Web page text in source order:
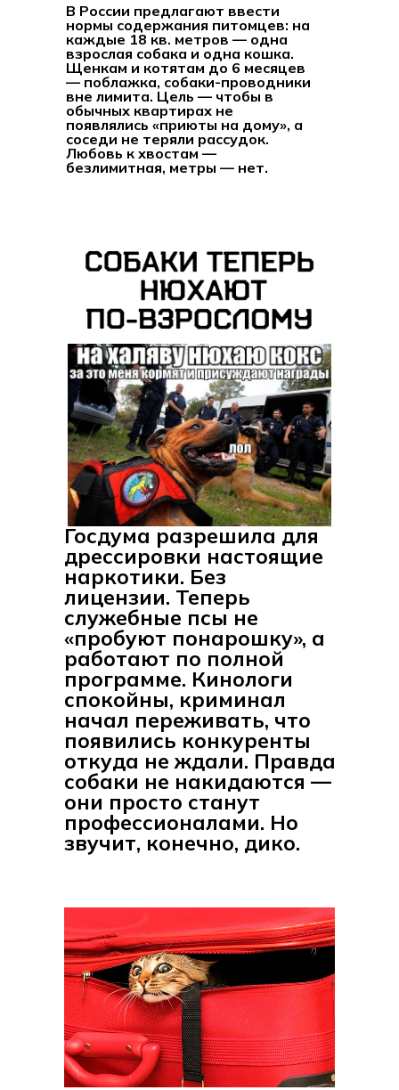
В России предлагают ввести
нормы содержания питомцев: на
каждые 18 кв. метров — одна
взрослая собака и одна кошка.
Щенкам и котятам до 6 месяцев
— поблажка, собаки-проводники
вне лимита. Цель — чтобы в
обычных квартирах не
появлялись «приюты на дому», а
соседи не теряли рассудок.
Любовь к хвостам —
безлимитная, метры — нет.
Госдума разрешила для
дрессировки настоящие
наркотики. Без
лицензии. Теперь
служебные псы не
«пробуют понарошку», а
работают по полной
программе. Кинологи
спокойны, криминал
начал переживать, что
появились конкуренты
откуда не ждали. Правда
собаки не накидаются —
они просто станут
профессионалами. Но
звучит, конечно, дико.